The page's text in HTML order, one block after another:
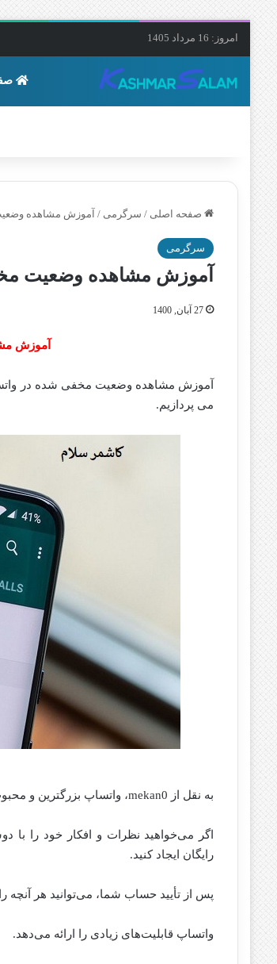
امروز: 16 مرداد 1405
صفحه اصلی / سرگرمی / آموزش مشاهده
سرگرمی
آموزش مشاهده وضعیت
27 آبان, 1400
آموزش
آموزش مشاهده وضعیت مخفی شده در
می پردازیم.
به نقل از mekan0، واتساپ بزرگترین و محبوب‌ترین پیام رسان فوری در جهان است.
اگر می‌خواهید نظرات و افکار خود را با
رایگان ایجاد کنید.
پس از تأیید حساب شما، می‌توانید هر آنچه
واتساپ قابلیت‌های زیادی را ارائه می‌دهد.